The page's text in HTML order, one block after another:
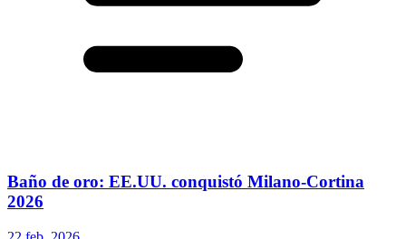
Baño de oro: EE.UU. conquistó Milano-Cortina
2026